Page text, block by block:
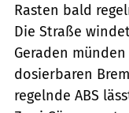
Rasten bald
Die Straße
Geraden
dosierbaren
regelnde ABS